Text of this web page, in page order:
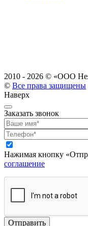
2010 - 2026 © «ООО
© Все права защищены
Наверх
Заказать звонок
Нажимая кнопку
соглашение